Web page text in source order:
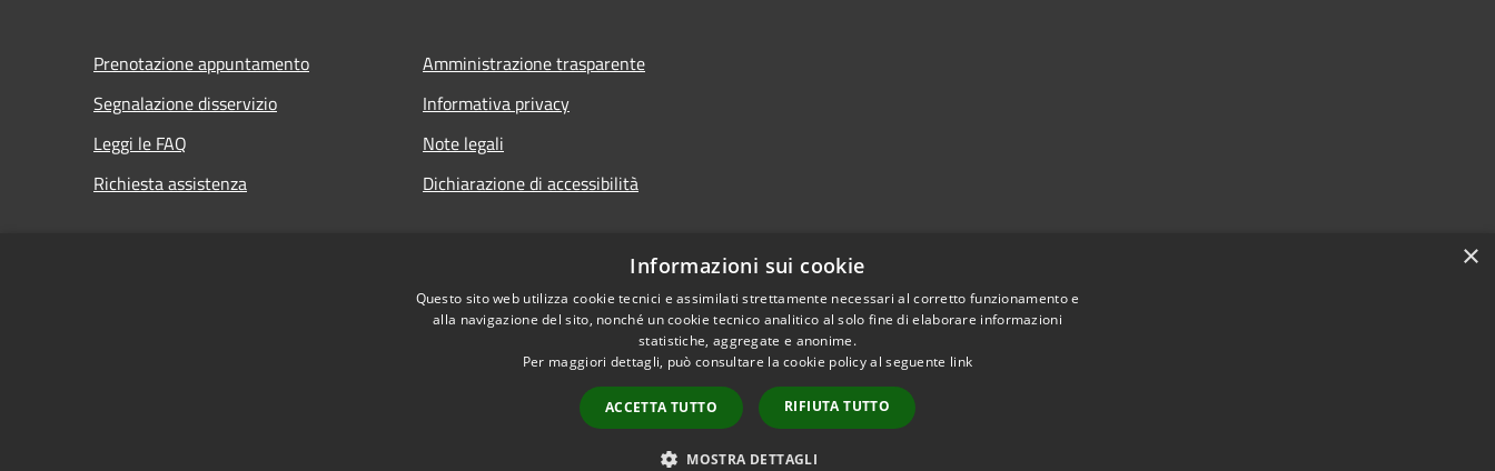
Prenotazione appuntamento
Segnalazione disservizio
Leggi le FAQ
Richiesta assistenza
Amministrazione trasparente
Informativa privacy
Note legali
Dichiarazione di accessibilità
Mappa del sito
×
Informazioni sui cookie
Questo sito web utilizza cookie tecnici e assimilati strettamente necessari al corretto funzionamento e
alla navigazione del sito, nonché un cookie tecnico analitico al solo fine di elaborare informazioni
statistiche, aggregate e anonime.
Per maggiori dettagli, può consultare la cookie policy al seguente link
ACCETTA TUTTO RIFIUTA TUTTO
MOSTRA DETTAGLI